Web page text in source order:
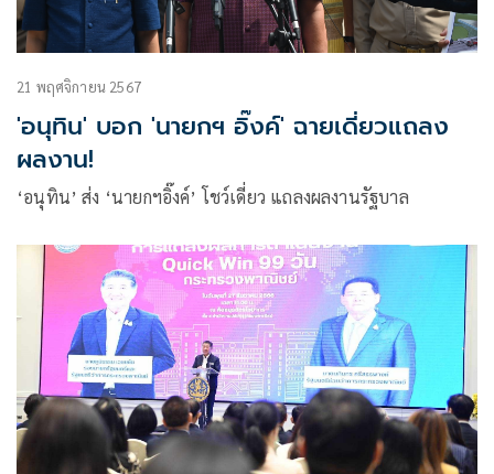
21 พฤศจิกายน 2567
'อนุทิน' บอก 'นายกฯ อิ๊งค์' ฉายเดี่ยวแถลง
ผลงาน!
‘อนุทิน’ ส่ง ‘นายกฯอิ๊งค์’ โชว์เดี่ยว แถลงผลงานรัฐบาล